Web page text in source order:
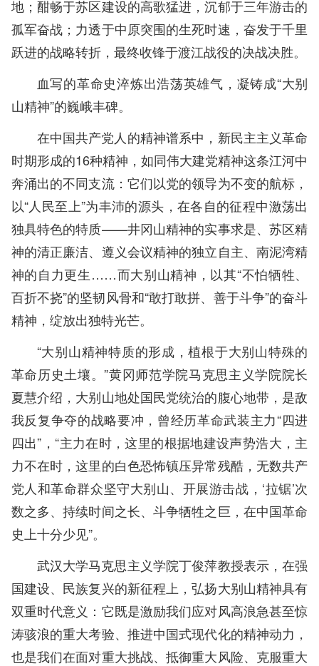
地；酣畅于苏区建设的高歌猛进，沉郁于三年游击的
孤军奋战；力透于中原突围的生死时速，奋发于千里
跃进的战略转折，最终收锋于渡江战役的决战决胜。
血写的革命史淬炼出浩荡英雄气，凝铸成“大别
山精神”的巍峨丰碑。
在中国共产党人的精神谱系中，新民主主义革命
时期形成的16种精神，如同伟大建党精神这条江河中
奔涌出的不同支流：它们以党的领导为不变的航标，
以“人民至上”为丰沛的源头，在各自的征程中激荡出
独具特色的特质——井冈山精神的实事求是、苏区精
神的清正廉洁、遵义会议精神的独立自主、南泥湾精
神的自力更生……而大别山精神，以其“不怕牺牲、
百折不挠”的坚韧风骨和“敢打敢拼、善于斗争”的奋斗
精神，绽放出独特光芒。
“大别山精神特质的形成，植根于大别山特殊的
革命历史土壤。”黄冈师范学院马克思主义学院院长
夏慧介绍，大别山地处国民党统治的腹心地带，是敌
我反复争夺的战略要冲，曾经历革命武装主力“四进
四出”，“主力在时，这里的根据地建设声势浩大，主
力不在时，这里的白色恐怖镇压异常残酷，无数共产
党人和革命群众坚守大别山、开展游击战，‘拉锯’次
数之多、持续时间之长、斗争牺牲之巨，在中国革命
史上十分少见”。
武汉大学马克思主义学院丁俊萍教授表示，在强
国建设、民族复兴的新征程上，弘扬大别山精神具有
双重时代意义：它既是激励我们应对风高浪急甚至惊
涛骇浪的重大考验、推进中国式现代化的精神动力，
也是我们在面对重大挑战、抵御重大风险、克服重大